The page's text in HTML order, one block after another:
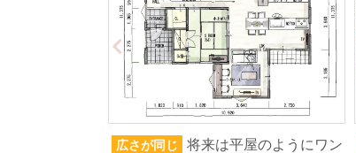
広さが同じ
将来は平屋のようにワン